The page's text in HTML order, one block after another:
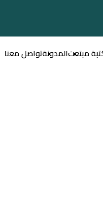
مبتعثالمدونةتواصل معنا